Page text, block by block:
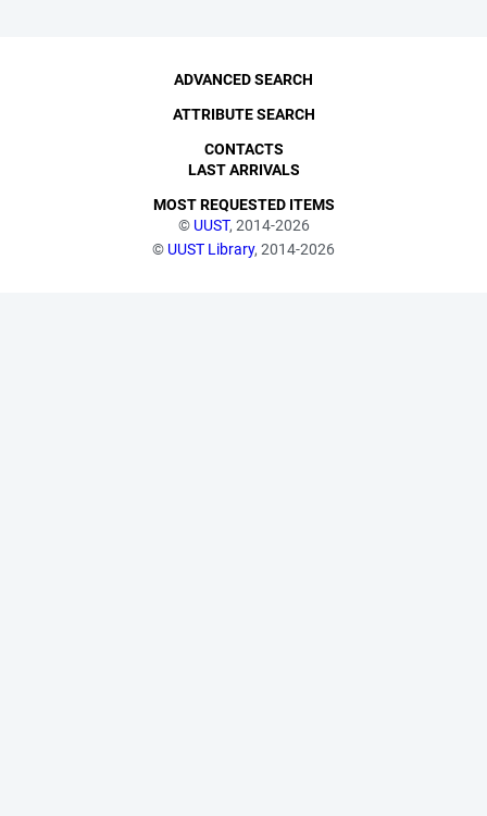
© UUST, 2014-2026
© UUST Library, 2014-2026
ADVANCED SEARCH
ATTRIBUTE SEARCH
CONTACTS
LAST ARRIVALS
MOST REQUESTED ITEMS